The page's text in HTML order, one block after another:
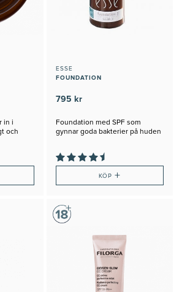
in i
och
ESSE
FOUNDATION
795 kr
Foundation med SPF som
gynnar goda bakterier på huden
KÖP +